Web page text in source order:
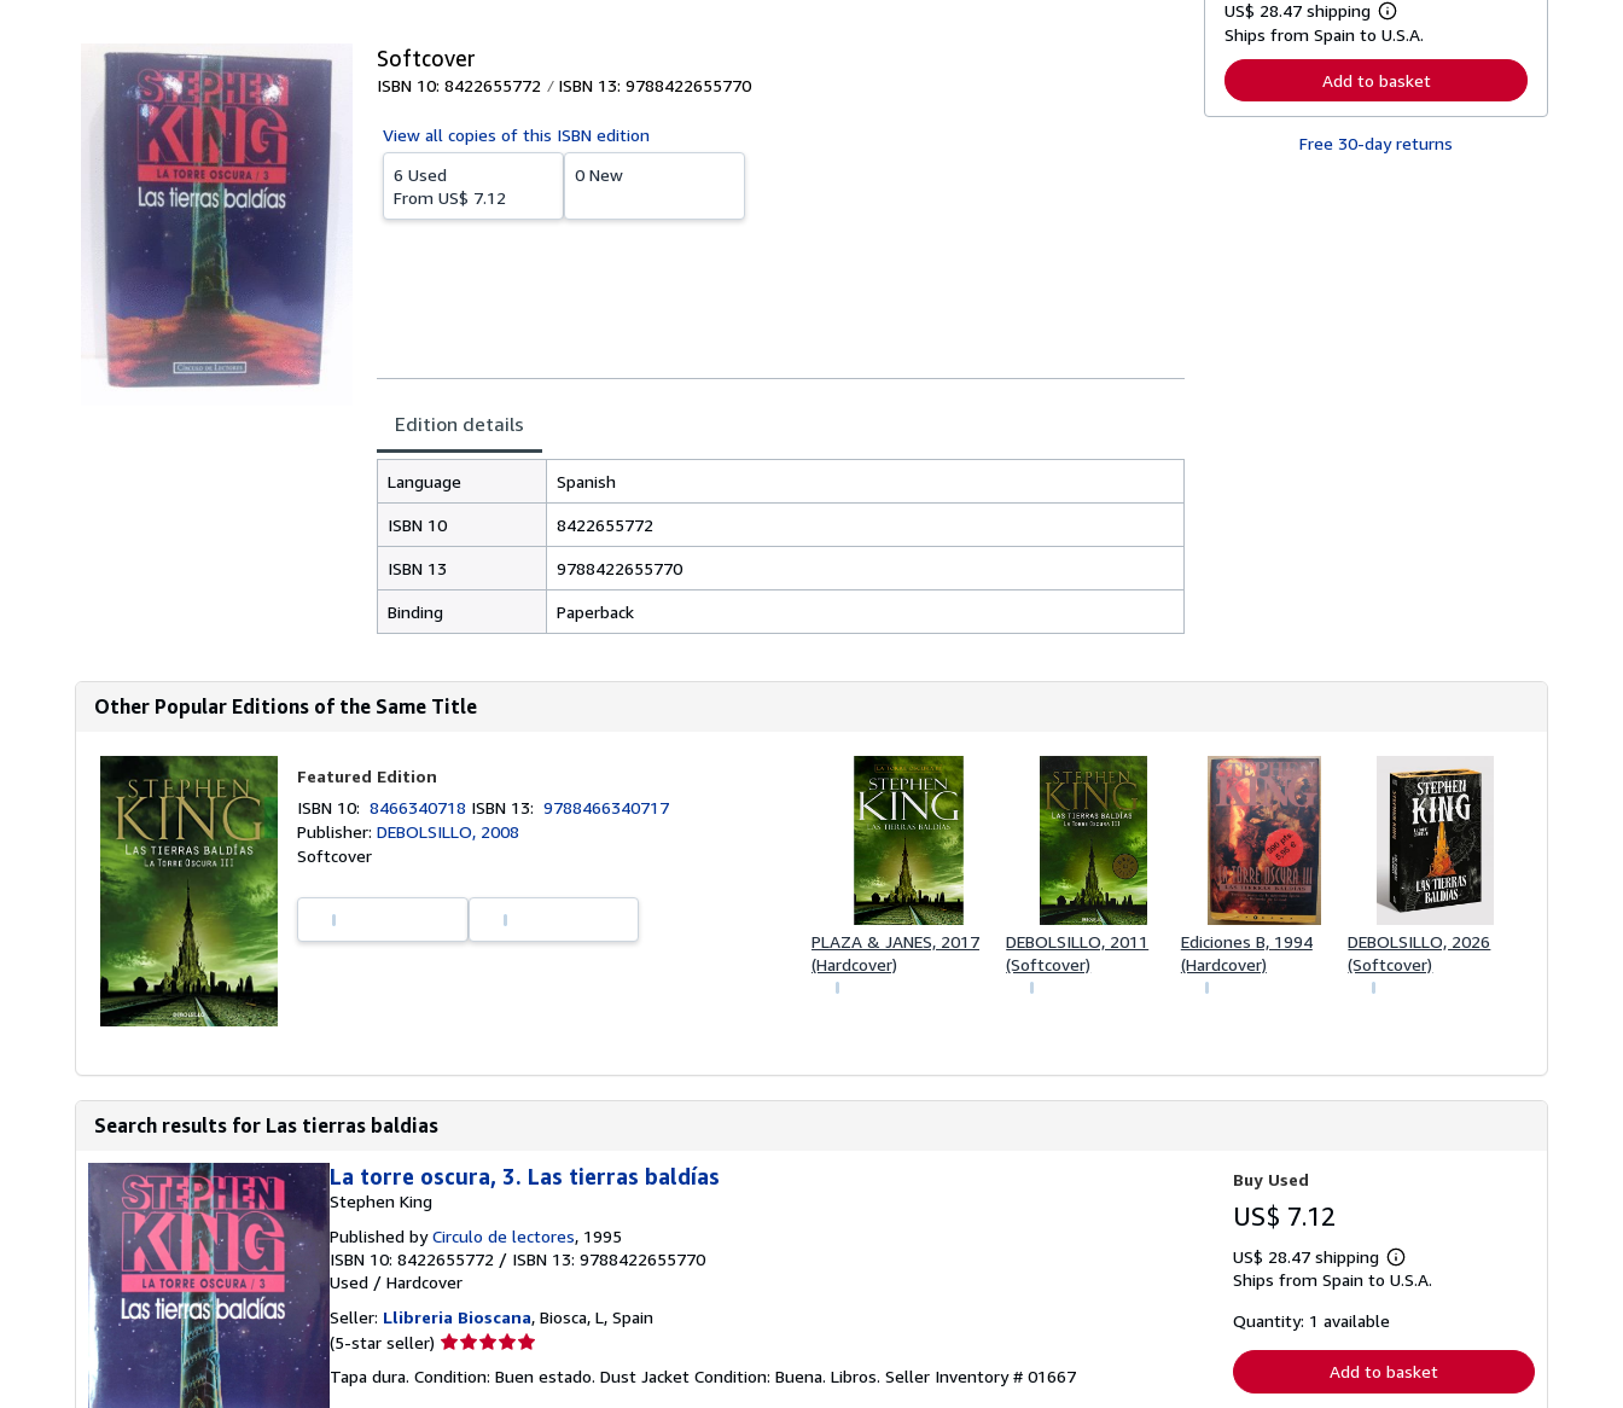
Softcover
ISBN 10: 8422655772 ISBN 13: 9788422655770
View all copies of this ISBN edition
6 Used
From US$ 7.12
0 New
Edition details
Language Spanish
ISBN 10 8422655772
ISBN 13 9788422655770
Binding Paperback
US$ 28.47 shipping
L
e
n
r
Ships from Spain to U.S.A.
Add to basket
Free 30-day returns
Other Popular Editions of the Same Title
Featured Edition
ISBN 10:8466340718 ISBN 13:9788466340717
Publisher:DEBOLSILLO, 2008
Softcover
PLAZA & JANES, 2017
(Hardcover)
DEBOLSILLO, 2011
(Softcover)
Ediciones B, 1994
(Hardcover)
DEBOLSILLO, 2026
(Softcover)
Search results for Las tierras baldias
La torre oscura, 3. Las tierras baldías
Stephen King
Published byCirculo de lectores, 1995
ISBN 10: 8422655772 / ISBN 13: 9788422655770
Used / Hardcover
Seller: Llibreria Bioscana, Biosca, L, Spain
(5-star seller) Seller
5
Tapa dura. Condition: Buen estado. Dust Jacket Condition: Buena. Libros. Seller Inventory # 01667
Buy Used
US$ 7.12
US$ 28.47 shipping
Learn
more
Ships from Spain to U.S.A.
Quantity: 1 available
Add to basket